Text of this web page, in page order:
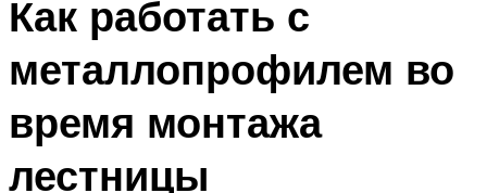
Как работать с
металлопрофилем во
время монтажа
лестницы